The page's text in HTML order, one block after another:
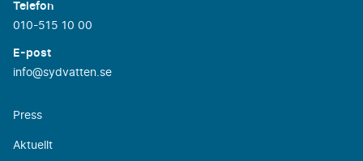
Telefon
010-515 10 00
E-post
info@sydvatten.se
Press
Aktuellt